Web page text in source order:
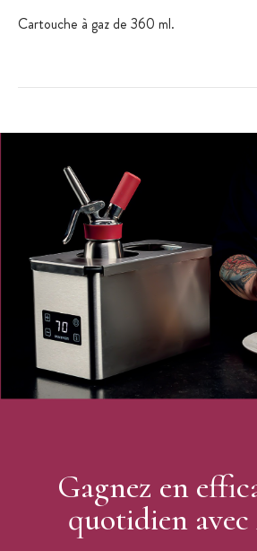
Cartouche à gaz de 360 ml.
Gagnez en
quotidien avec